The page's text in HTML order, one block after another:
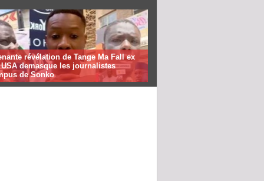
révélation de Tange Ma Fall ex
demasque les journalistes
de Sonko